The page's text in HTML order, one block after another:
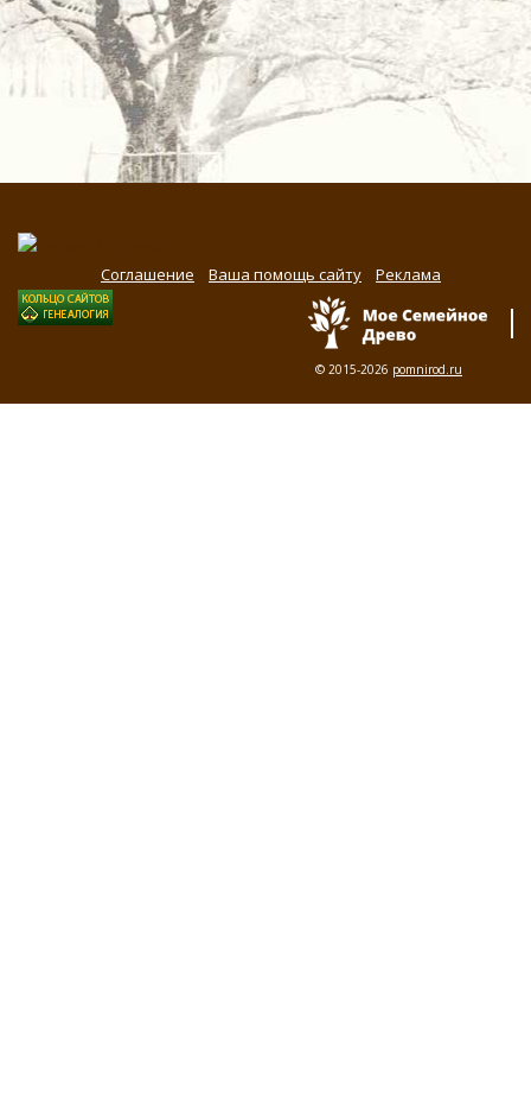
Соглашение Ваша помощь сайту Реклама
© 2015-2026 pomnirod.ru